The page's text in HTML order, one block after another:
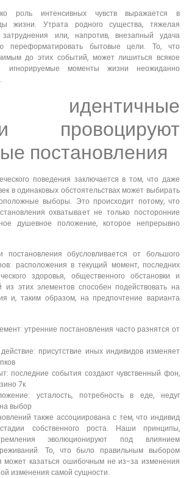
роль интенсивных чувств выражается в
жизни. Утрата родного существа, тяжелая
или, напротив, внезапный удача
переформатировать бытовые цели. То, что
до этих событий, может лишиться всякое
игнорируемые моменты жизни неожиданно
идентичные
провоцируют
постановления
поведения заключается в том, что даже
в одинаковых обстоятельствах может выбирать
выборы. Это происходит потому, что
охватывает не только посторонние
душевное положение, которое непрерывно
постановления обусловливается от большого
расположения в текущий момент, последних
здоровья, общественного обстановки и
из этих элементов способен подействовать на
и, таким образом, на предпочтение варианта
утренние постановления часто разнятся от
присутствие иных индивидов изменяет
последние события создают чувственный фон,
7к
усталость, потребность в еде, недуг
выбор
также ассоциирована с тем, что индивид
собственного роста. Наши принципы,
эволюционируют под влиянием
То, что было правильным выбором
может казаться ошибочным не из-за изменения
изменения самой сущности.